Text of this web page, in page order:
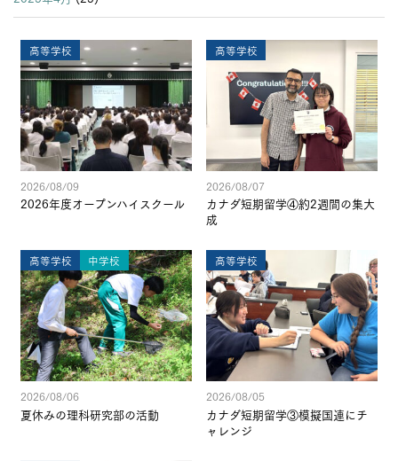
高等学校
2026/08/09
2026年度オープンハイスクール
高等学校
2026/08/07
カナダ短期留学④約2週間の集大
成
高等学校 中学校
2026/08/06
夏休みの理科研究部の活動
高等学校
2026/08/05
カナダ短期留学③模擬国連にチ
ャレンジ